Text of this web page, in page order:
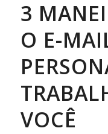
3
O E-
VOCÊ